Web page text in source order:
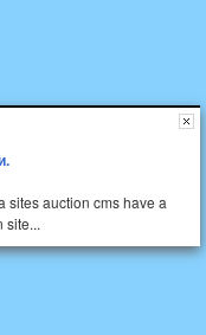
sites auction cms have a
site...